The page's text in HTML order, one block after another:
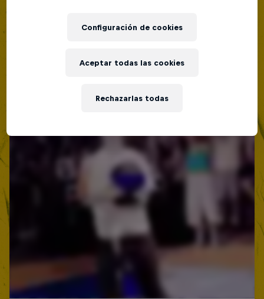
Lima, PeruConfiguración de cookies
Rechazarlas todas
Aceptar todas las cookies